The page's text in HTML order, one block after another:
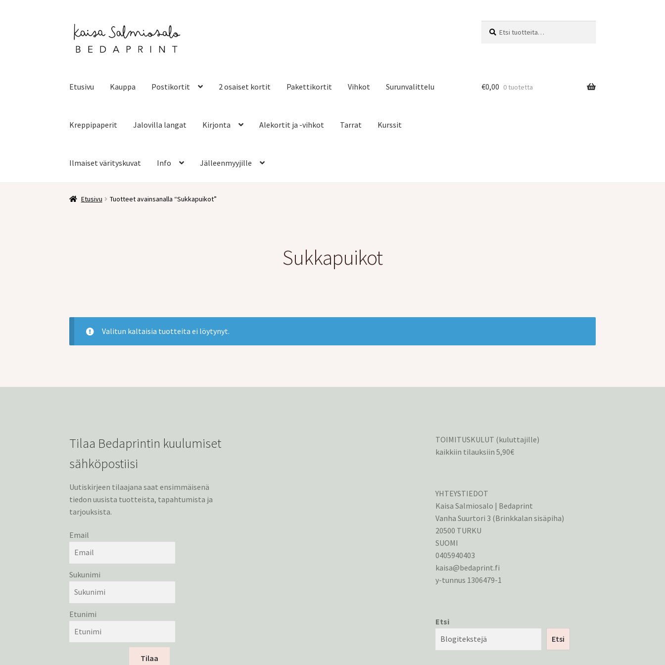
Siirry
navigointiin
Siirry
sisältöön
Etusivu Kauppa Postikortit 2 osaiset kortit Pakettikortit Vihkot Surunvalittelu
Kreppipaperit Jalovilla langat Kirjonta Alekortit ja -vihkot Tarrat Kurssit
Ilmaiset värityskuvat Info Jälleenmyyjille
€0,00 0 tuotetta
Etusivu Tuotteet avainsanalla “Sukkapuikot”
Sukkapuikot
Valitun kaltaisia tuotteita ei löytynyt.
Tilaa Bedaprintin kuulumiset
sähköpostiisi
Uutiskirjeen tilaajana saat ensimmäisenä
tiedon uusista tuotteista, tapahtumista ja
tarjouksista.
Email
Sukunimi
Etunimi
Tilaa
TOIMITUSKULUT (kuluttajille)
kaikkiin tilauksiin 5,90€
YHTEYSTIEDOT
Kaisa Salmiosalo | Bedaprint
Vanha Suurtori 3 (Brinkkalan sisäpiha)
20500 TURKU
SUOMI
0405940403
kaisa@bedaprint.fi
y-tunnus 1306479-1
Etsi
Etsi